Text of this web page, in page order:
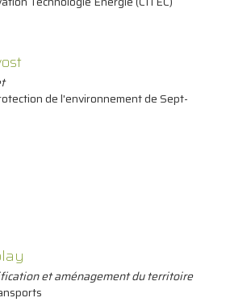
de l'environnement de Sept-
et aménagement du territoire